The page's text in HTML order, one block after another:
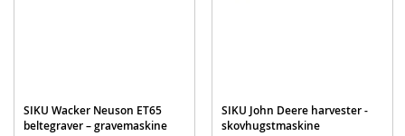
SIKU Wacker Neuson ET65
beltegraver – gravemaskine
SIKU John Deere harvester -
skovhugstmaskine